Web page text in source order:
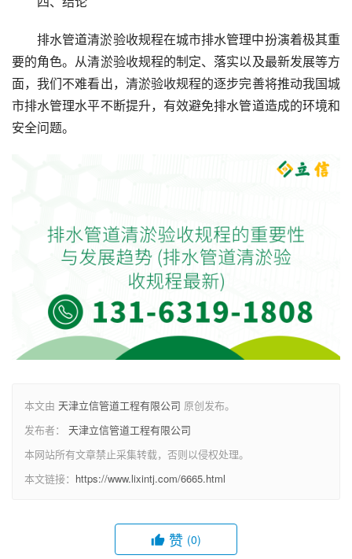
排水管道清淤验收规程在城市排水管理中扮演着极其重
要的角色。从清淤验收规程的制定、落实以及最新发展等方
面，我们不难看出，清淤验收规程的逐步完善将推动我国城
市排水管理水平不断提升，有效避免排水管道造成的环境和
安全问题。
本文由 天津立信管道工程有限公司 原创发布。
发布者： 天津立信管道工程有限公司
本网站所有文章禁止采集转载，否则以侵权处理。
本文链接： https://www.lixintj.com/6665.html
赞 (0)